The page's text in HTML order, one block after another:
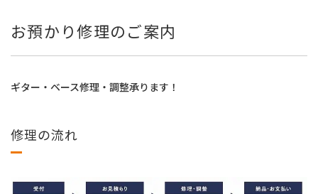
お預かり修理のご案内
ギター・ベース修理・調整承ります！
修理の流れ